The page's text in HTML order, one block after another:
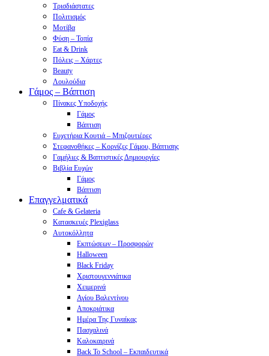
Τρισδιάστατες
Πολιτισμός
Μοτίβα
Φύση – Τοπία
Eat & Drink
Πόλεις – Χάρτες
Beauty
Λουλούδια
Γάμος – Βάπτιση
Πίνακες Υποδοχής
Γάμος
Βάπτιση
Ευχετήρια Κουτιά – Μπιζουτιέρες
Στεφανοθήκες – Κορνίζες Γάμου, Βάπτισης
Γαμήλιες & Βαπτιστικές Δημιουργίες
Βιβλία Ευχών
Γάμος
Βάπτιση
Επαγγελματικά
Cafe & Gelateria
Κατασκευές Plexiglass
Αυτοκόλλητα
Εκπτώσεων – Προσφορών
Halloween
Black Friday
Χριστουγεννιάτικα
Χειμερινά
Αγίου Βαλεντίνου
Αποκριάτικα
Ημέρα Της Γυναίκας
Πασχαλινά
Καλοκαιρινά
Back To School – Εκπαιδευτικά